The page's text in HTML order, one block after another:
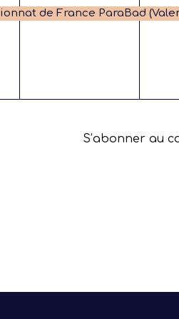
de France ParaBad
évènement,
S’abonner au